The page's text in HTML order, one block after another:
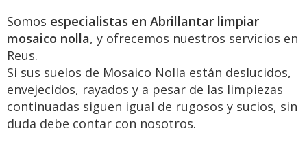
Somos especialistas en Abrillantar limpiar
mosaico nolla, y ofrecemos nuestros servicios en
Reus.
Si sus suelos de Mosaico Nolla están deslucidos,
envejecidos, rayados y a pesar de las limpiezas
continuadas siguen igual de rugosos y sucios, sin
duda debe contar con nosotros.